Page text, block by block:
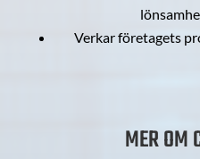
Verkar företagets
MER OM